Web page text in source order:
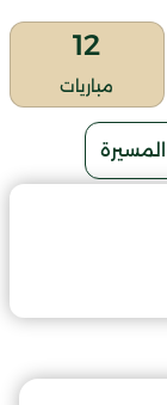
12
مباريات
المسيرة